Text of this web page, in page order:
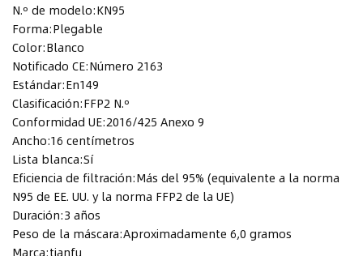
N.º de modelo:KN95
Forma:Plegable
Color:Blanco
Notificado CE:Número 2163
Estándar:En149
Clasificación:FFP2 N.º
Conformidad UE:2016/425 Anexo 9
Ancho:16 centímetros
Lista blanca:Sí
Eficiencia de filtración:Más del 95% (equivalente a la norma
N95 de EE. UU. y la norma FFP2 de la UE)
Duración:3 años
Peso de la máscara:Aproximadamente 6,0 gramos
Marca:tianfu